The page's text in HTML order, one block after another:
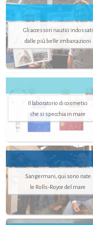
Gli accessori nautici indossati
dalle più belle imbarcazioni
Il laboratorio di cosmetici
che si specchia in mare
Sangermani, qui sono nate
le Rolls-Royce del mare